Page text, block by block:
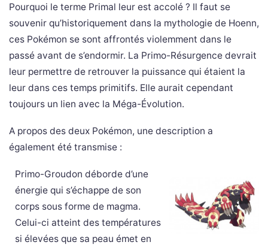
Pourquoi le terme Primal leur est accolé ? Il faut se
souvenir qu’historiquement dans la mythologie de Hoenn,
ces Pokémon se sont affrontés violemment dans le
passé avant de s’endormir. La Primo-Résurgence devrait
leur permettre de retrouver la puissance qui étaient la
leur dans ces temps primitifs. Elle aurait cependant
toujours un lien avec la Méga-Évolution.
A propos des deux Pokémon, une description a
également été transmise :
Primo-Groudon déborde d’une
énergie qui s’échappe de son
corps sous forme de magma.
Celui-ci atteint des températures
si élevées que sa peau émet en